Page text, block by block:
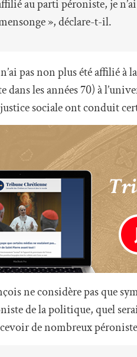
au parti péroniste, je
», déclare-t-il.
pas non plus été affilié
dans les années 70) à
sociale ont conduit
ne considère pas que
de la politique, quel
de nombreux